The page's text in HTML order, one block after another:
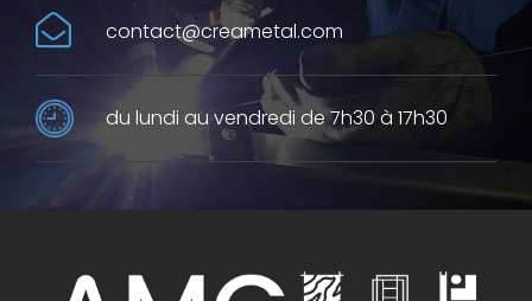
contact@creametal.com
du lundi au vendredi de 7h30 à 17h30